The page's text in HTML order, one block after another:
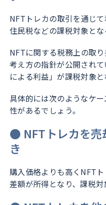
NFTトレカの取引を通じ
住民税などの課税対象とな
NFTに関する税務上の取
考え方の指針が公開され
による利益」が課税対象と
具体的には次のようなケ
性があるでしょう。
● NFTトレカを売
き
購入価格よりも高くNFT
差額が所得となり、課税対